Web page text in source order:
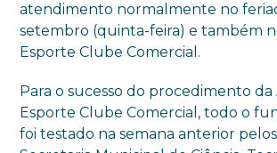
atendimento normalmente no
setembro (quinta-feira) e também
Esporte Clube Comercial.
Para o sucesso do procedimento da
Esporte Clube Comercial, todo o
foi testado na semana anterior